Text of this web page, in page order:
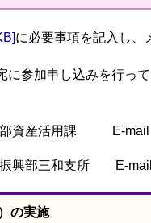
に必要事項を記入し、
に参加申し込みを行っ
産活用課 E-mail
三和支所 E-mail
の実施